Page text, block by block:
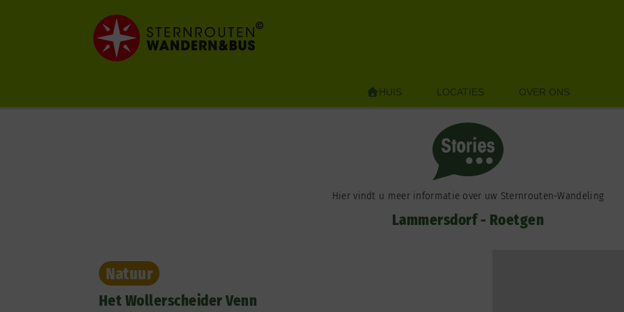
HUIS LOCATIES OVER ONS
Hier vindt u meer informatie over uw Sternrouten-Wandeling
Lammersdorf - Roetgen
Natuur
Het Wollerscheider Venn